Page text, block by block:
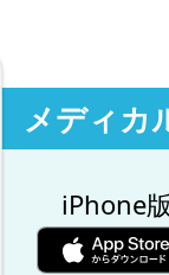
メディカ
iPhone